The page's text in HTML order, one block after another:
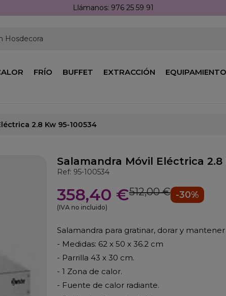
Llámanos: 976 25 59 91
Hosdecora
FRÍO BUFFET EXTRACCIÓN EQUIPAMIENTO
2.8 Kw 95-100534
Salamandra Móvil Eléctrica 2.8
Ref: 95-100534
358,40 €512,00 € -30%
(IVA no incluido)
Salamandra para gratinar, dorar y
- Medidas: 62 x 50 x 36.2 cm
- Parrilla 43 x 30 cm.
- 1 Zona de calor.
- Fuente de calor radiante.